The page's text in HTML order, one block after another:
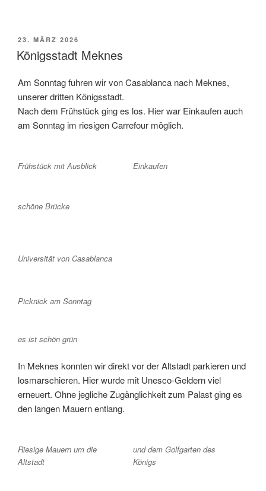
VERÖFFENTLICHT
AM
23. MÄRZ 2026
Königsstadt Meknes
Am Sonntag fuhren wir von Casablanca nach Meknes,
unserer dritten Königsstadt.
Nach dem Frühstück ging es los. Hier war Einkaufen auch
am Sonntag im riesigen Carrefour möglich.
Frühstück mit Ausblick Einkaufen
schöne Brücke
Universität von Casablanca
Picknick am Sonntag
es ist schön grün
In Meknes konnten wir direkt vor der Altstadt parkieren und
losmarschieren. Hier wurde mit Unesco-Geldern viel
erneuert. Ohne jegliche Zugänglichkeit zum Palast ging es
den langen Mauern entlang.
Riesige Mauern um die
Altstadt
und dem Golfgarten des
Königs